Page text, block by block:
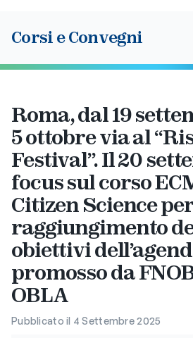
Corsi e Convegni
Roma, dal 19
5 ottobre via al
Festival”. Il 20
focus sul corso
Citizen Science
raggiungimento
obiettivi
promosso da
OBLA
Pubblicato il 4 Settembre 2025